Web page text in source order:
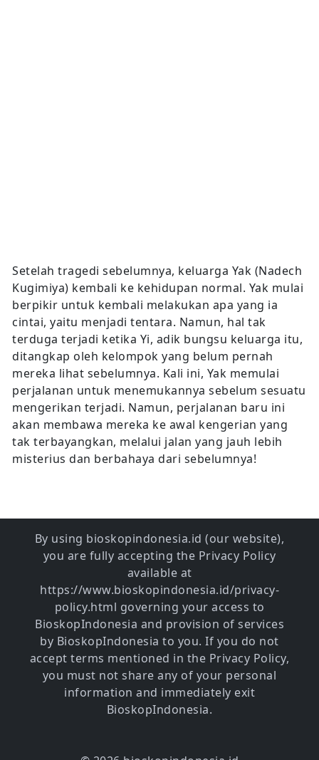
Setelah tragedi sebelumnya, keluarga Yak (Nadech
Kugimiya) kembali ke kehidupan normal. Yak mulai
berpikir untuk kembali melakukan apa yang ia
cintai, yaitu menjadi tentara. Namun, hal tak
terduga terjadi ketika Yi, adik bungsu keluarga itu,
ditangkap oleh kelompok yang belum pernah
mereka lihat sebelumnya. Kali ini, Yak memulai
perjalanan untuk menemukannya sebelum sesuatu
mengerikan terjadi. Namun, perjalanan baru ini
akan membawa mereka ke awal kengerian yang
tak terbayangkan, melalui jalan yang jauh lebih
misterius dan berbahaya dari sebelumnya!
By using bioskopindonesia.id (our website),
you are fully accepting the Privacy Policy
available at
https://www.bioskopindonesia.id/privacy-
policy.html governing your access to
BioskopIndonesia and provision of services
by BioskopIndonesia to you. If you do not
accept terms mentioned in the Privacy Policy,
you must not share any of your personal
information and immediately exit
BioskopIndonesia.